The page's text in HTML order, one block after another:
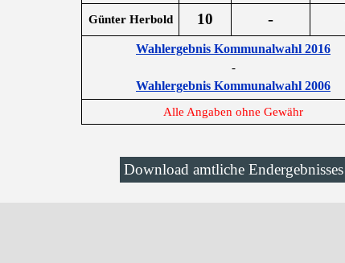
Günter Herbold 10 -
Wahlergebnis Kommunalwahl 2016
-
Wahlergebnis Kommunalwahl 2006
Alle Angaben ohne Gewähr
Download amtliche Endergebnisses